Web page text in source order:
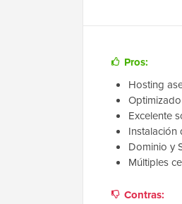
Pros:
Hosting
Excelente
Instalación
Dominio y
Múltiples
Contras: